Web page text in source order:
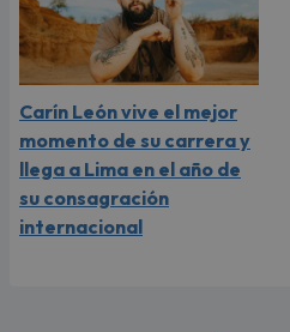
Carín León vive el mejor
momento de su carrera y
llega a Lima en el año de
su consagración
internacional